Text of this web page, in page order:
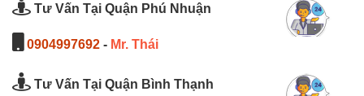
Tư Vấn Tại Quận Phú Nhuận
0904997692 - Mr. Thái
Tư Vấn Tại Quận Bình Thạnh